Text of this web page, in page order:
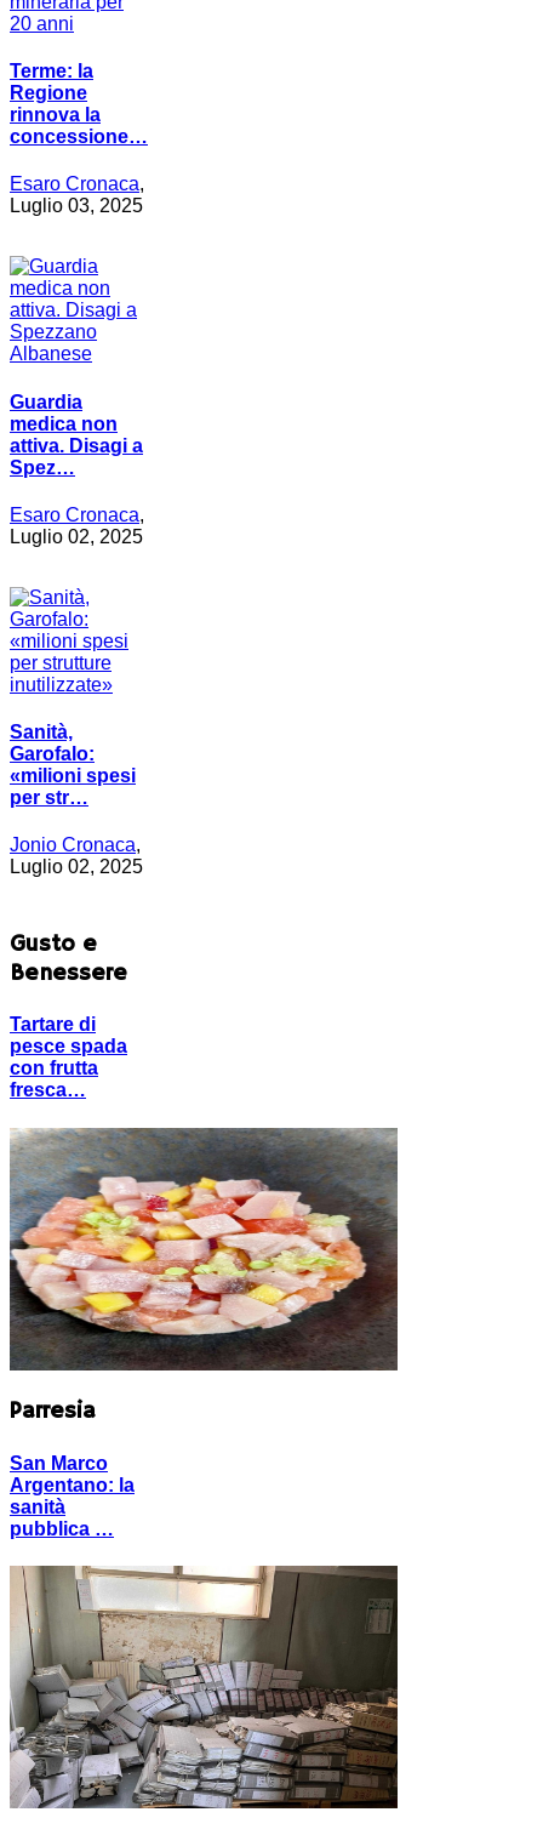
Terme: la
Regione
rinnova la
concessione…
Esaro Cronaca,
Luglio 03, 2025
Guardia
medica non
attiva. Disagi a
Spez…
Esaro Cronaca,
Luglio 02, 2025
Sanità,
Garofalo:
«milioni spesi
per str…
Jonio Cronaca,
Luglio 02, 2025
Gusto e
Benessere
Tartare di
pesce spada
con frutta
fresca…
Parresia
San Marco
Argentano: la
sanità
pubblica …